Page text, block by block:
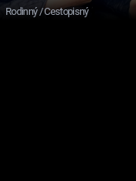
Rodinný / Cestopisný